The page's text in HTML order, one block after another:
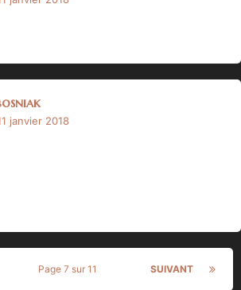
janvier 2018
SUIVANT
Page 7 sur 11